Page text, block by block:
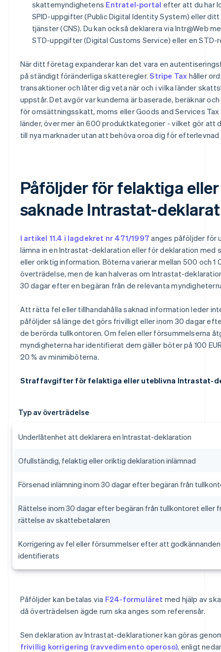
skattemyndighetens Entratel-portal efter att du har
SPID-uppgifter (Public Digital Identity System) eller
tjänster (CNS). Du kan också deklarera via Intr@Web
STD-uppgifter (Digital Customs Service) eller en STD-
När ditt företag expanderar kan det vara en
på ständigt föränderliga skatteregler.Stripe Tax håller
transaktioner och låter dig veta när och i vilka länder
uppstår. Det avgör var kunderna är baserade, beräknar
för omsättningsskatt, moms eller Goods and Services Tax
länder, över mer än 600 produktkategorier - vilket gör att
till nya marknader utan att behöva oroa dig för
Påföljder för felaktiga eller
saknade Intrastat-
I artikel 11.4 i lagdekret nr 471/1997 anges påföljder för
lämna in en Intrastat-deklaration eller för deklaration med
eller oriktig information. Böterna varierar mellan 500 och 1
överträdelse, men de kan halveras om Intrastat-
30 dagar efter en begäran från de relevanta
Att rätta fel eller tillhandahålla saknad information leder
påföljder så länge det görs frivilligt eller inom 30 dagar
de berörda tullkontoren. Om felen eller försummelserna
myndigheterna har identifierat dem gäller böter på 100
20 % av minimiböterna.
Straffavgifter för felaktiga eller uteblivna Intrastat-
Typ av överträdelse
Underlåtenhet att deklarera en Intrastat-deklaration
Ofullständig, felaktig eller oriktig deklaration inlämnad
Försenad inlämning inom 30 dagar efter begäran från
Rättelse inom 30 dagar efter begäran från tullkontoret eller
rättelse av skattebetalaren
Korrigering av fel eller försummelser efter att godkännanden
identifierats
Påföljder kan betalas via F24-formuläret med hjälp av
då överträdelsen ägde rum ska anges som referensår.
Sen deklaration av Intrastat-deklarationer kan göras
frivillig korrigering (ravvedimento operoso), enligt